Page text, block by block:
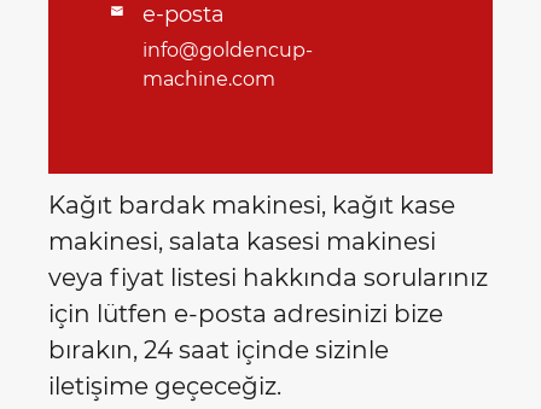
 e-posta
info@goldencup-
machine.com
Kağıt bardak makinesi, kağıt kase
makinesi, salata kasesi makinesi
veya fiyat listesi hakkında sorularınız
için lütfen e-posta adresinizi bize
bırakın, 24 saat içinde sizinle
iletişime geçeceğiz.